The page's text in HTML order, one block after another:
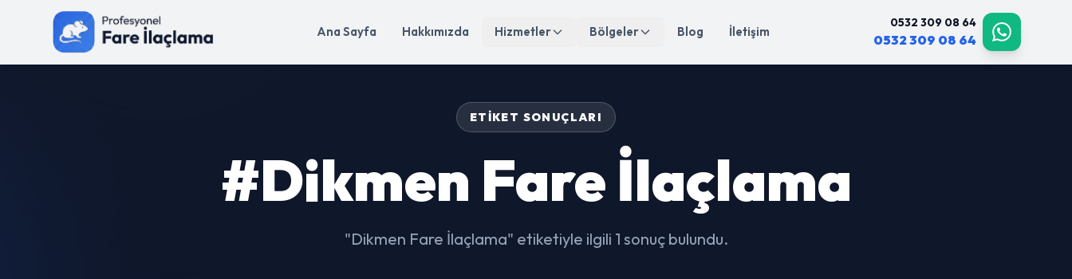
Ana Sayfa Hakkımızda Hizmetler Bölgeler Blog İletişim
0532 309 08 64
0532 309 08 64
ETIKET SONUÇLARI
#Dikmen Fare İlaçlama
"Dikmen Fare İlaçlama" etiketiyle ilgili 1 sonuç bulundu.